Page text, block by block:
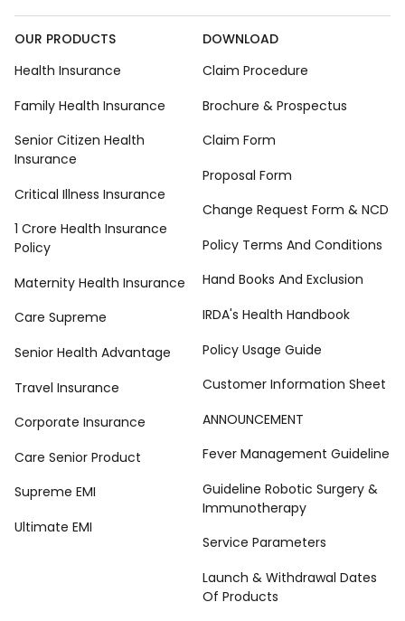
OUR PRODUCTS
Health Insurance
Family Health Insurance
Senior Citizen Health
Insurance
Critical Illness Insurance
1 Crore Health Insurance
Policy
Maternity Health Insurance
Care Supreme
Senior Health Advantage
Travel Insurance
Corporate Insurance
Care Senior Product
Supreme EMI
Ultimate EMI
DOWNLOAD
Claim Procedure
Brochure & Prospectus
Claim Form
Proposal Form
Change Request Form & NCD
Policy Terms And Conditions
Hand Books And Exclusion
IRDA's Health Handbook
Policy Usage Guide
Customer Information Sheet
ANNOUNCEMENT
Fever Management Guideline
Guideline Robotic Surgery &
Immunotherapy
Service Parameters
Launch & Withdrawal Dates
Of Products